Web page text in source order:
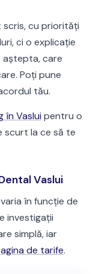
scris, cu priorități
ci o explicație
care
Poți pune
tău.
în Vaslui pentru o
scurt la ce să te
Vaslui
în funcție de
investigații
simplă, iar
de tarife.